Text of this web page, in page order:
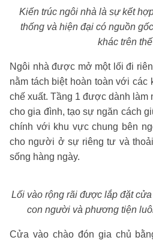
Kiến trúc ngôi nhà là sự kết
thống và hiện đại có nguồn
khác trên
Ngôi nhà được mở một lối đi
nằm tách biệt hoàn toàn với các
chế xuất. Tầng 1 được dành làm
cho gia đình, tạo sự ngăn cách
chính với khu vực chung bên
cho người ở sự riêng tư và
sống hàng ngày.
Lối vào rộng rãi được lắp đặt
con người và phương tiện
Cửa vào chào đón gia chủ